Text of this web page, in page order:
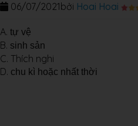
bởi Hoai Hoai
06/07/2021
A. tự vệ
B. sinh sản
C. Thích nghi
D. chu kì hoặc nhất thời